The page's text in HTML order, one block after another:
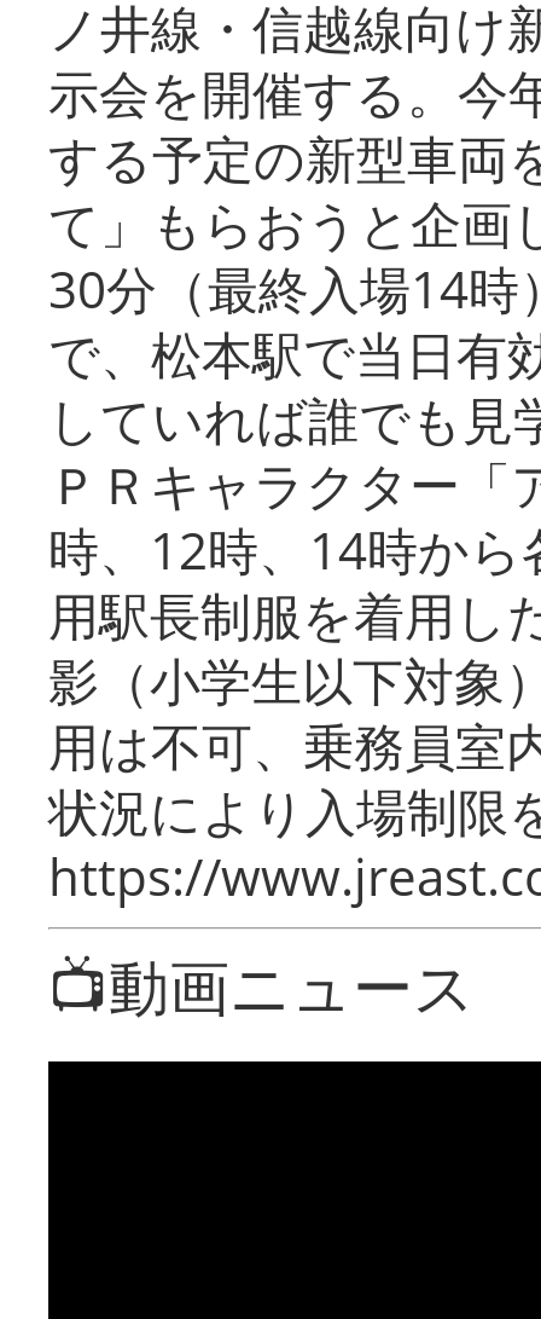
ノ井線・信越線向け
示会を開催する。今
する予定の新型車両
て」もらおうと企画
30分（最終入場14
で、松本駅で当日有
していれば誰でも
ＰＲキャラクター
時、12時、14時か
用駅長制服を着用し
影（小学生以下対象
用は不可、乗務員室
状況により入場制限
https://
📺動画ニュース